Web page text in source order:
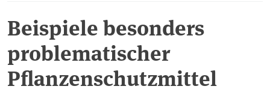
Beispiele besonders
problematischer
Pflanzenschutzmittel